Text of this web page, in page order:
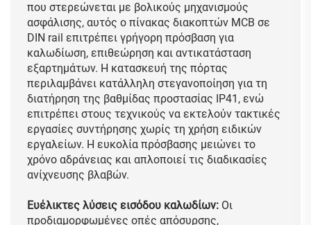
που στερεώνεται με βολικούς μηχανισμούς
ασφάλισης, αυτός ο πίνακας διακοπτών MCB σε
DIN rail επιτρέπει γρήγορη πρόσβαση για
καλωδίωση, επιθεώρηση και αντικατάσταση
εξαρτημάτων. Η κατασκευή της πόρτας
περιλαμβάνει κατάλληλη στεγανοποίηση για τη
διατήρηση της βαθμίδας προστασίας IP41, ενώ
επιτρέπει στους τεχνικούς να εκτελούν τακτικές
εργασίες συντήρησης χωρίς τη χρήση ειδικών
εργαλείων. Η ευκολία πρόσβασης μειώνει το
χρόνο αδράνειας και απλοποιεί τις διαδικασίες
ανίχνευσης βλαβών.
Ευέλικτες λύσεις εισόδου καλωδίων: Οι
προδιαμορφωμένες οπές απόσυρσης,